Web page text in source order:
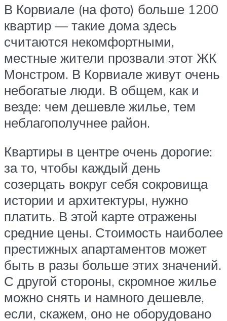
В Корвиале (на фото) больше 1200
квартир — такие дома здесь
считаются некомфортными,
местные жители прозвали этот ЖК
Монстром. В Корвиале живут очень
небогатые люди. В общем, как и
везде: чем дешевле жилье, тем
неблагополучнее район.
Квартиры в центре очень дорогие:
за то, чтобы каждый день
созерцать вокруг себя сокровища
истории и архитектуры, нужно
платить. В этой карте отражены
средние цены. Стоимость наиболее
престижных апартаментов может
быть в разы больше этих значений.
С другой стороны, скромное жилье
можно снять и намного дешевле,
если, скажем, оно не оборудовано